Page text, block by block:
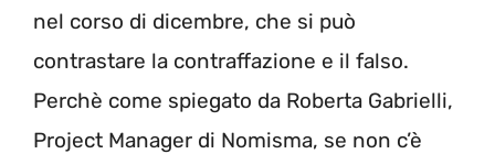
nel corso di dicembre, che si può
contrastare la contraffazione e il falso.
Perchè come spiegato da Roberta Gabrielli,
Project Manager di Nomisma, se non c’è